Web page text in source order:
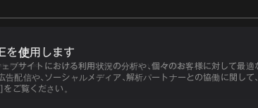
を使用します
ブサイトにおける利用状況の分析や､個々のお客様に対して最
配信や､ソーシャルメディア､解析パートナーとの協働に関し
ご覧ください。
Reserved. 個人情報の取り扱いについて 利用規約